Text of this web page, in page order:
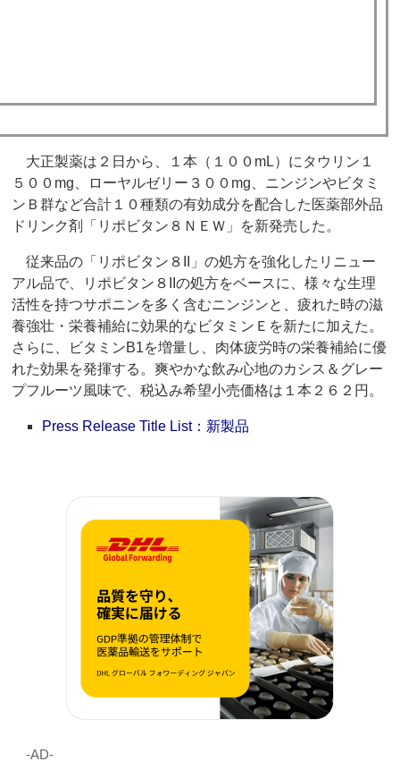
大正製薬は２日から、１本（１００mL）にタウリン１
５００mg、ローヤルゼリー３００mg、ニンジンやビタミ
ンＢ群など合計１０種類の有効成分を配合した医薬部外品
ドリンク剤「リポビタン８ＮＥＷ」を新発売した。
従来品の「リポビタン８II」の処方を強化したリニュー
アル品で、リポビタン８IIの処方をベースに、様々な生理
活性を持つサポニンを多く含むニンジンと、疲れた時の滋
養強壮・栄養補給に効果的なビタミンＥを新たに加えた。
さらに、ビタミンB1を増量し、肉体疲労時の栄養補給に優
れた効果を発揮する。爽やかな飲み心地のカシス＆グレー
プフルーツ風味で、税込み希望小売価格は１本２６２円。
Press Release Title List：新製品
‐AD‐